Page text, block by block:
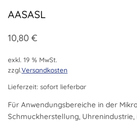
AASASL
10,80 €
exkl. 19 % MwSt.
zzgl.Versandkosten
Lieferzeit: sofort lieferbar
Für Anwendungsbereiche in der
Schmuckherstellung, Uhrenindustrie,